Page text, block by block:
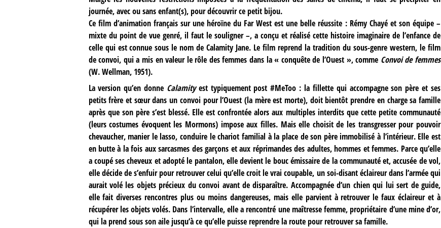
journée, avec ou sans enfant(s), pour découvrir ce petit bijou.
Ce film d’animation français sur une héroïne du Far West est une belle réussite : Rémy Chayé et son équipe –
mixte du point de vue genré, il faut le souligner –, a conçu et réalisé cette histoire imaginaire de l’enfance de
celle qui est connue sous le nom de Calamity Jane. Le film reprend la tradition du sous-genre western, le film
de convoi, qui a mis en valeur le rôle des femmes dans la « conquête de l’Ouest », comme Convoi de femmes
(W. Wellman, 1951).
La version qu’en donne Calamityest typiquement post #MeToo : la fillette qui accompagne son père et ses
petits frère et sœur dans un convoi pour l’Ouest (la mère est morte), doit bientôt prendre en charge sa famille
après que son père s’est blessé. Elle est confrontée alors aux multiples interdits que cette petite communauté
(leurs costumes évoquent les Mormons) impose aux filles. Mais elle choisit de les transgresser pour pouvoir
chevaucher, manier le lasso, conduire le chariot familial à la place de son père immobilisé à l’intérieur. Elle est
en butte à la fois aux sarcasmes des garçons et aux réprimandes des adultes, hommes et femmes. Parce qu’elle
a coupé ses cheveux et adopté le pantalon, elle devient le bouc émissaire de la communauté et, accusée de vol,
elle décide de s’enfuir pour retrouver celui qu’elle croit le vrai coupable, un soi-disant éclaireur dans l’armée qui
aurait volé les objets précieux du convoi avant de disparaître. Accompagnée d’un chien qui lui sert de guide,
elle fait diverses rencontres plus ou moins dangereuses, mais elle parvient à retrouver le faux éclaireur et à
récupérer les objets volés. Dans l’intervalle, elle a rencontré une maîtresse femme, propriétaire d’une mine d’or,
qui la prend sous son aile jusqu’à ce qu’elle puisse reprendre la route pour retrouver sa famille.